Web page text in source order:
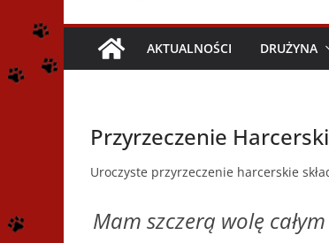
AKTUALNOŚCI DRUŻYNA
Przyrzeczenie
Uroczyste przyrzeczenie harcerskie
Mam szczerą wolę